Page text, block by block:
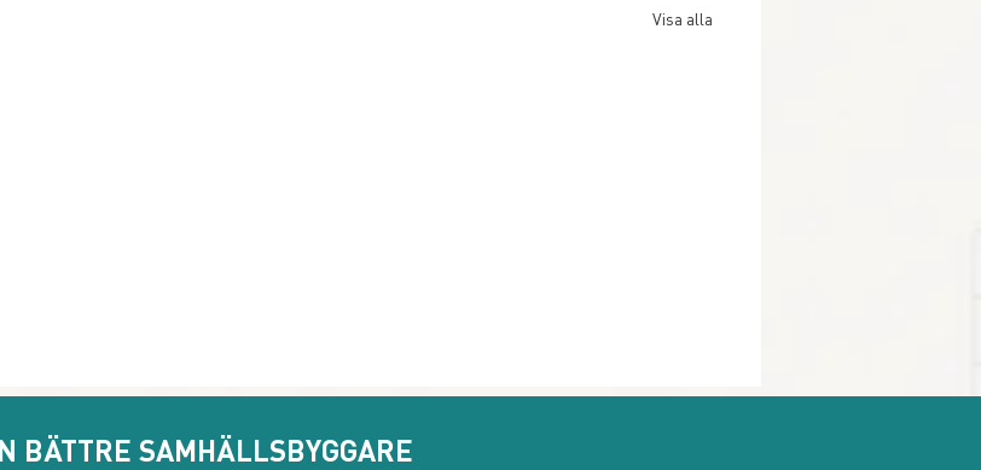
Visa alla
BÄTTRE SAMHÄLLSBYGGARE